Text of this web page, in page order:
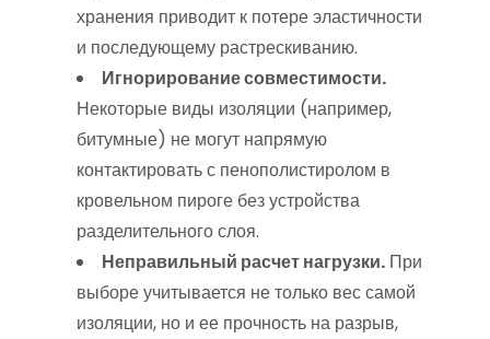
хранения приводит к потере эластичности
и последующему растрескиванию.
Игнорирование совместимости.
Некоторые виды изоляции (например,
битумные) не могут напрямую
контактировать с пенополистиролом в
кровельном пироге без устройства
разделительного слоя.
Неправильный расчет нагрузки. При
выборе учитывается не только вес самой
изоляции, но и ее прочность на разрыв,